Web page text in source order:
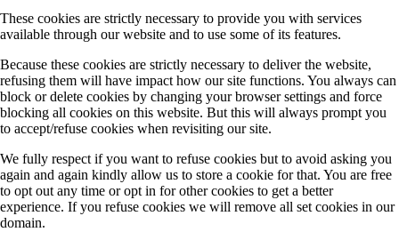
These cookies are strictly necessary to provide you with services
available through our website and to use some of its features.
Because these cookies are strictly necessary to deliver the website,
refusing them will have impact how our site functions. You always can
block or delete cookies by changing your browser settings and force
blocking all cookies on this website. But this will always prompt you
to accept/refuse cookies when revisiting our site.
We fully respect if you want to refuse cookies but to avoid asking you
again and again kindly allow us to store a cookie for that. You are free
to opt out any time or opt in for other cookies to get a better
experience. If you refuse cookies we will remove all set cookies in our
domain.